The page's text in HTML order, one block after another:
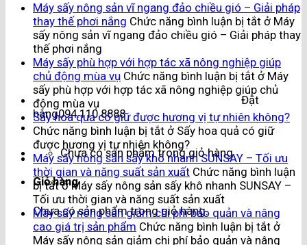
Đặt
hàng094.110.8888
Chưa có sản phẩm trong giỏ hàng.
Giỏ hàng
Chưa có sản phẩm trong giỏ hàng.
Máy sấy nông sản vĩ ngang đảo chiều gió – Giải pháp
thay thế phơi nắng Chức năng bình luận bị tắt ở Máy
sấy nông sản vĩ ngang đảo chiều gió – Giải pháp thay
thế phơi nắng
Máy sấy phù hợp với hợp tác xã nông nghiệp giúp
chủ động mùa vụ Chức năng bình luận bị tắt ở Máy
sấy phù hợp với hợp tác xã nông nghiệp giúp chủ
động mùa vụ
Sấy hoa quả có giữ được hương vị tự nhiên không?
Chức năng bình luận bị tắt ở Sấy hoa quả có giữ
được hương vị tự nhiên không?
Máy sấy nông sản sấy khô nhanh SUNSAY – Tối ưu
thời gian và năng suất sản xuất Chức năng bình luận
bị tắtở Máy sấy nông sản sấy khô nhanh SUNSAY –
Tối ưu thời gian và năng suất sản xuất
Máy sấy nông sản giảm chi phí bảo quản và nâng
cao giá trị sản phẩm Chức năng bình luận bị tắt ở
Máy sấy nông sản giảm chi phí bảo quản và nâng